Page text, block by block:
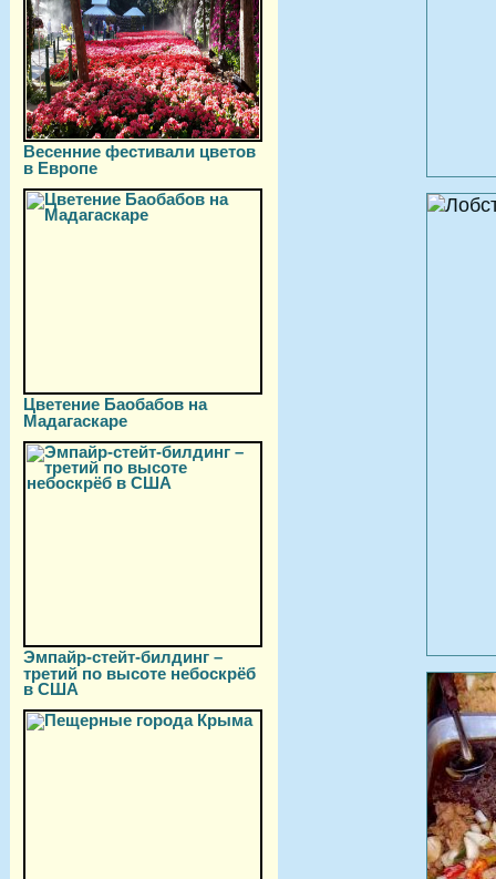
Весенние фестивали цветов
в Европе
Цветение Баобабов на
Мадагаскаре
Эмпайр-стейт-билдинг –
третий по высоте небоскрёб
в США